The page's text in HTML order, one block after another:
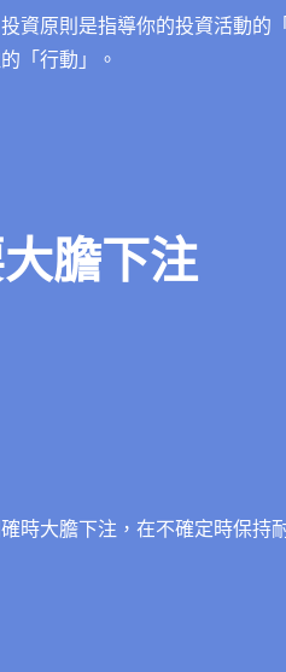
資原則是指導你的投資活動的
「行動」。
膽下注
時大膽下注，在不確定時保持